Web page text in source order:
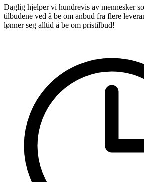
Daglig hjelper vi hundrevis av mennesker
tilbudene ved å be om anbud fra flere
lønner seg alltid å be om pristilbud!